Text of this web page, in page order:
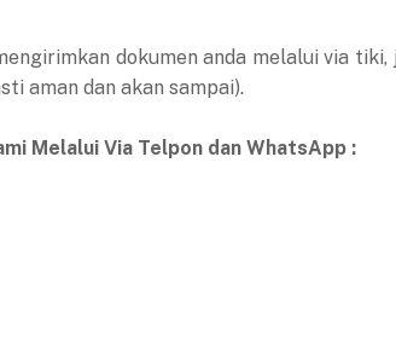
dokumen anda melalui via tiki,
aman dan akan sampai).
Melalui Via Telpon dan WhatsApp :